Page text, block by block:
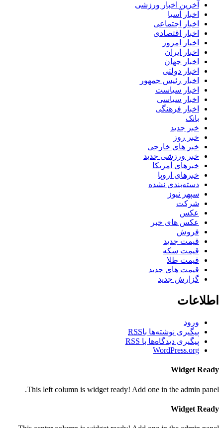
آخرین اخبار ورزشی
اخبار آسیا
اخبار اجتماعی
اخبار اقتصادی
اخبار امروز
اخبار ایران
اخبار جهان
اخبار دولتی
اخبار رئیس جمهور
اخبار سیاست
اخبار سیاسی
اخبار فرهنگی
بانک
خبر جدید
خبر روز
خبر های خارجی
خبر ورزشی جدید
خبرهای آمریکا
خبرهای اروپا
دسته‌بندی نشده
سپهر نیوز
شرکت
عکس
عکس های خبر
فروش
قیمت جدید
قیمت سکه
قیمت طلا
قیمت های جدید
گزارش جدید
اطلاعات
ورود
پیگیری نوشته‌ها باRSS
پیگیری دیدگاه‌ها با RSS
WordPress.org
Widget Ready
This left column is widget ready! Add one in the admin panel.
Widget Ready